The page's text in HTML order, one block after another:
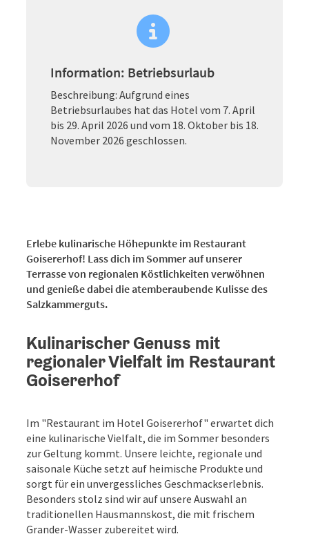
Information: Betriebsurlaub
Beschreibung: Aufgrund eines
Betriebsurlaubes hat das Hotel vom 7. April
bis 29. April 2026 und vom 18. Oktober bis 18.
November 2026 geschlossen.
Erlebe kulinarische Höhepunkte im Restaurant
Goisererhof! Lass dich im Sommer auf unserer
Terrasse von regionalen Köstlichkeiten verwöhnen
und genieße dabei die atemberaubende Kulisse des
Salzkammerguts.
Kulinarischer Genuss mit
regionaler Vielfalt im Restaurant
Goisererhof
Im "Restaurant im Hotel Goisererhof" erwartet dich
eine kulinarische Vielfalt, die im Sommer besonders
zur Geltung kommt. Unsere leichte, regionale und
saisonale Küche setzt auf heimische Produkte und
sorgt für ein unvergessliches Geschmackserlebnis.
Besonders stolz sind wir auf unsere Auswahl an
traditionellen Hausmannskost, die mit frischem
Grander-Wasser zubereitet wird.